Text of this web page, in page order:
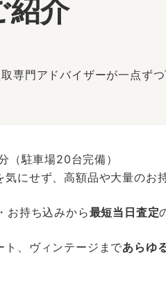
紹介
専門アドバイザーが一点ず
駐車場20台完備）
気にせず、高額品や大量のお
お持ち込みから最短当日査定
、ヴィンテージまであらゆ